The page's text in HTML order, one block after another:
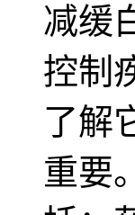
减缓
控制
了解
重要